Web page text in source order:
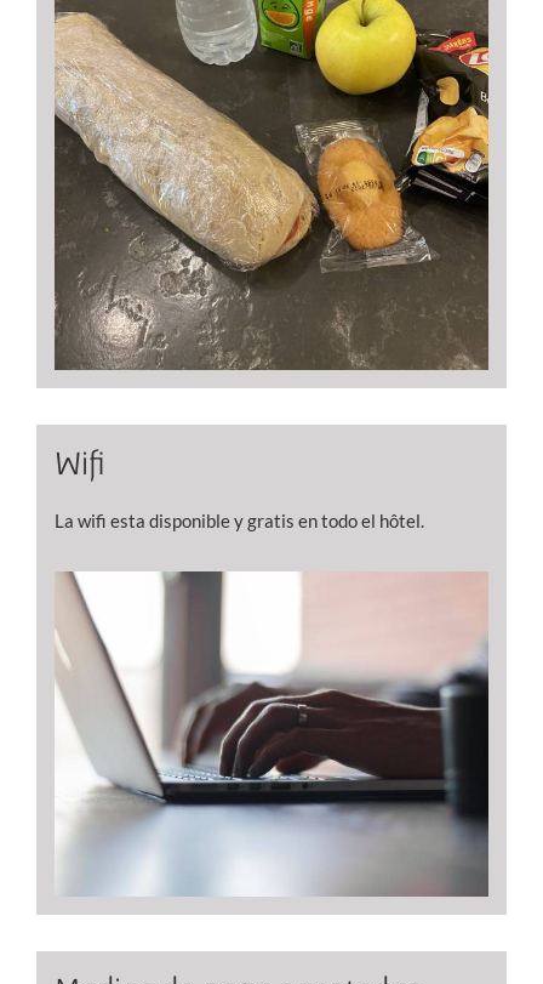
Wifi
La wifi esta disponible y gratis en todo el hôtel.